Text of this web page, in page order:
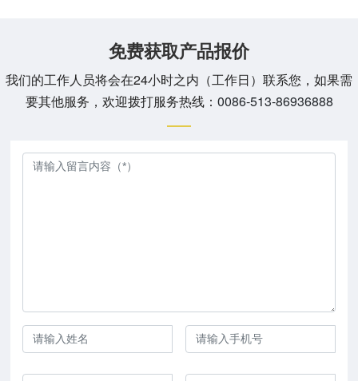
免费获取产品报价
我们的工作人员将会在24小时之内（工作日）联系您，如果需
要其他服务，欢迎拨打服务热线： 0086-513-86936888